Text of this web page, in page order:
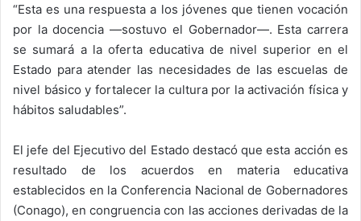
“Esta es una respuesta a los jóvenes que tienen vocación
por la docencia —sostuvo el Gobernador—. Esta carrera
se sumará a la oferta educativa de nivel superior en el
Estado para atender las necesidades de las escuelas de
nivel básico y fortalecer la cultura por la activación física y
hábitos saludables”.
El jefe del Ejecutivo del Estado destacó que esta acción es
resultado de los acuerdos en materia educativa
establecidos en la Conferencia Nacional de Gobernadores
(Conago), en congruencia con las acciones derivadas de la